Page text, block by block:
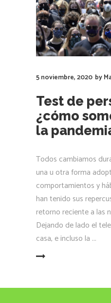
5 noviembre, 2020 by
Test de
¿cómo
la
Todos cambiamos
una u otra forma
comportamientos y
han tenido sus
retorno reciente a las
Dejando de lado el
casa, e incluso la